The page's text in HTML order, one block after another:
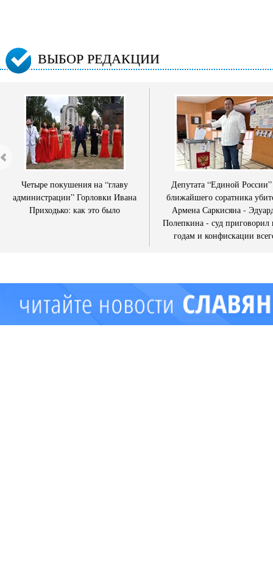
ВЫБОР РЕДАКЦИИ
Четыре покушения на “главу
администрации” Горловки Ивана
Приходько: как это было
Депутата “Единой
ближайшего соратника
Армена Саркисяна -
Полепкина - суд приговорил
годам и конфискации